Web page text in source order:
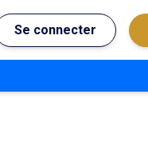
Se connecter